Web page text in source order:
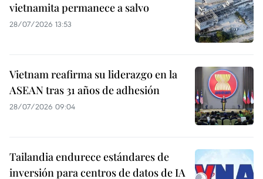
vietnamita permanece a salvo
28/07/2026 13:53
Vietnam reafirma su liderazgo en la
ASEAN tras 31 años de adhesión
28/07/2026 09:04
Tailandia endurece estándares de
inversión para centros de datos de IA